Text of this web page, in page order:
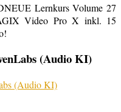
Lernkurs Volume 27
Video Pro X inkl. 15
(Audio KI)